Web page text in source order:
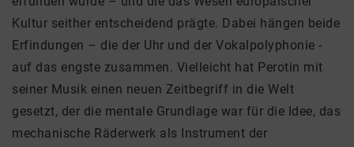
Kultur seither entscheidend prägte. Dabei hängen beide
Erfindungen – die der Uhr und der Vokalpolyphonie -
auf das engste zusammen. Vielleicht hat Perotin mit
seiner Musik einen neuen Zeitbegriff in die Welt
gesetzt, der die mentale Grundlage war für die Idee, das
mechanische Räderwerk als Instrument der